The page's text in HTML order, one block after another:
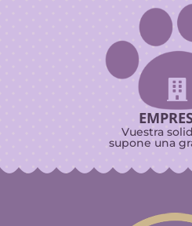

Vuestra
supone una